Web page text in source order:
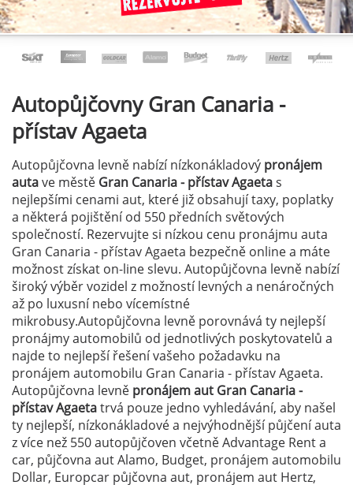
AutopůjčovnyGran Canaria -
přístav Agaeta
Autopůjčovna levně nabízí nízkonákladový pronájem
autave městě Gran Canaria - přístav Agaetas
nejlepšími cenami aut, které již obsahují taxy, poplatky
a některá pojištění od 550 předních světových
společností. Rezervujte si nízkou cenu pronájmu auta
Gran Canaria - přístav Agaeta bezpečně online a máte
možnost získat on-line slevu. Autopůjčovna levně nabízí
široký výběr vozidel z možností levných a nenáročných
až po luxusní nebo vícemístné
mikrobusy.Autopůjčovna levně porovnává ty nejlepší
pronájmy automobilů od jednotlivých poskytovatelů a
najde to nejlepší řešení vašeho požadavku na
pronájem automobilu Gran Canaria - přístav Agaeta.
Autopůjčovna levně pronájem aut Gran Canaria -
přístav Agaetatrvá pouze jedno vyhledávání, aby našel
ty nejlepší, nízkonákladové a nejvýhodnější půjčení auta
z více než 550 autopůjčoven včetně Advantage Rent a
car, půjčovna aut Alamo, Budget, pronájem automobilu
Dollar, Europcar půjčovna aut, pronájem aut Hertz,